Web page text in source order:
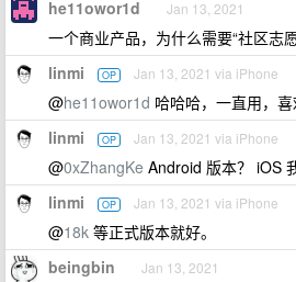
he11owor1d Jan 13, 2021
一个商业产品，为什么需要“社区志
linmi OP Jan 13, 2021 via iPhone
@he11owor1d 哈哈哈，一直用，喜
linmi OP Jan 13, 2021 via iPhone
@0xZhangKe Android 版本？ iOS
linmi OP Jan 13, 2021 via iPhone
@18k 等正式版本就好。
beingbin Jan 13, 2021